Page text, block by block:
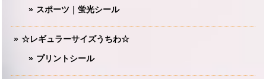
スポーツ｜蛍光シール
☆レギュラーサイズうちわ☆
プリントシール